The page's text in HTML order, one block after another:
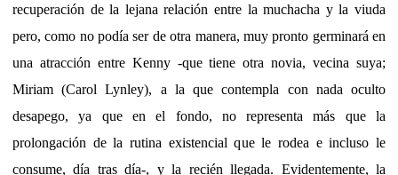
recuperación de la lejana relación entre la muchacha y la viuda
pero, como no podía ser de otra manera, muy pronto germinará en
una atracción entre Kenny -que tiene otra novia, vecina suya;
Miriam (Carol Lynley), a la que contempla con nada oculto
desapego, ya que en el fondo, no representa más que la
prolongación de la rutina existencial que le rodea e incluso le
consume, día tras día-, y la recién llegada. Evidentemente, la